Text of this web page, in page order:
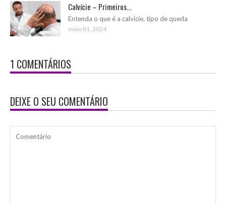
Calvície – Primeiros...
Entenda o que é a calvície, tipo de queda
maio 01, 2024
1 COMENTÁRIOS
DEIXE O SEU COMENTÁRIO